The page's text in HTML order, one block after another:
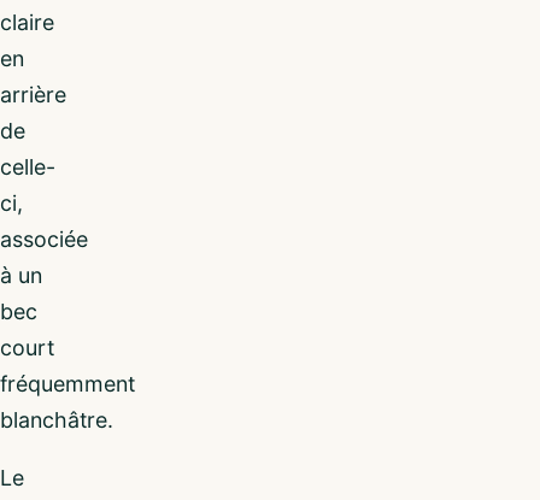
claire
en
arrière
de
celle-
ci,
associée
à un
bec
court
fréquemment
blanchâtre.
Le